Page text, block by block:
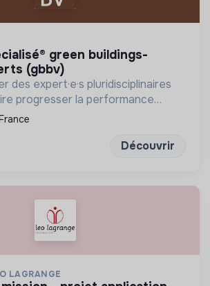
(gbbv)
des expert·e·s pluridisciplinaires
progresser la performance
Découvrir
LAGRANGE